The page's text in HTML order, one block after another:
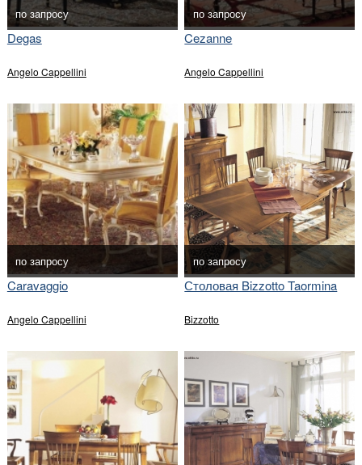
по запросу
Degas
Angelo Cappellini
по запросу
Cezanne
Angelo Cappellini
по запросу
Caravaggio
Angelo Cappellini
по запросу
Столовая Bizzotto Taormina
Bizzotto